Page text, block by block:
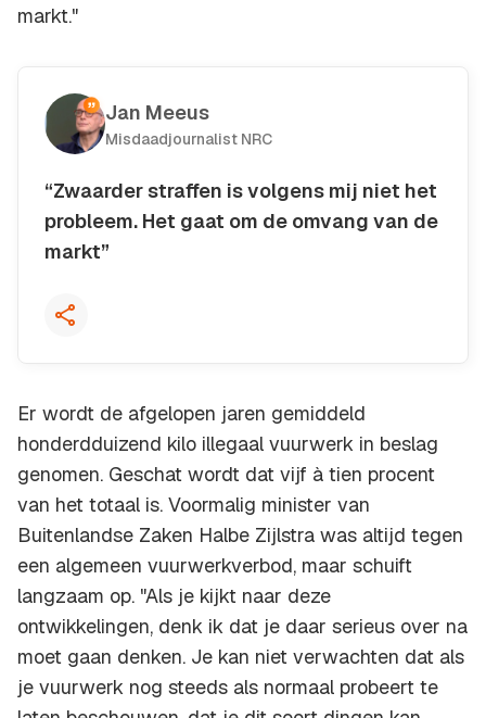
markt."
Jan Meeus
Misdaadjournalist NRC
“Zwaarder straffen is volgens mij niet het
probleem. Het gaat om de omvang van de
markt”
Er wordt de afgelopen jaren gemiddeld
honderdduizend kilo illegaal vuurwerk in beslag
genomen. Geschat wordt dat vijf à tien procent
van het totaal is. Voormalig minister van
Buitenlandse Zaken Halbe Zijlstra was altijd tegen
een algemeen vuurwerkverbod, maar schuift
langzaam op. "Als je kijkt naar deze
ontwikkelingen, denk ik dat je daar serieus over na
moet gaan denken. Je kan niet verwachten dat als
je vuurwerk nog steeds als normaal probeert te